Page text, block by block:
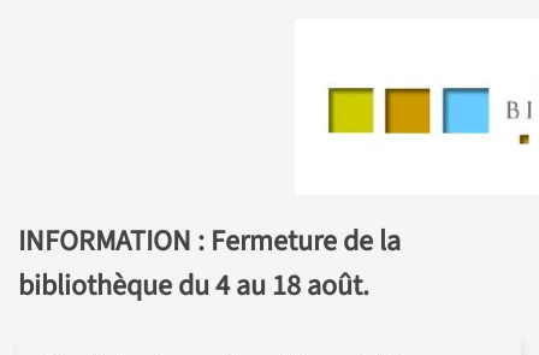
INFORMATION : Fermeture de la
bibliothèque du 4 au 18 août.